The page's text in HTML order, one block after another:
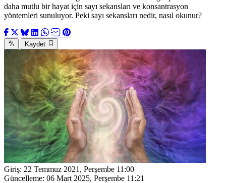
daha mutlu bir hayat için sayı sekansları ve konsantrasyon
yöntemleri sunuluyor. Peki sayı sekansları nedir, nasıl okunur?
Kaydet
Giriş: 22 Temmuz 2021, Perşembe 11:00
Güncelleme: 06 Mart 2025, Perşembe 11:21